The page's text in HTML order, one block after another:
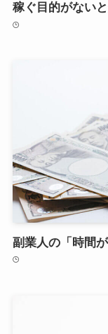
稼ぐ目的がない
副業人の「時間